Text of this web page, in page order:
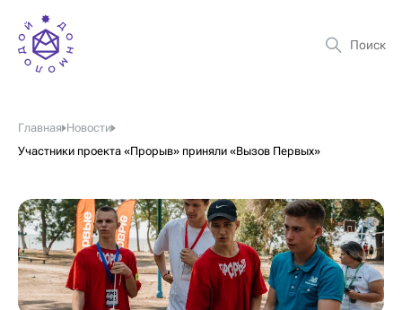
Главная Новости
Участники проекта «Прорыв» приняли «Вызов Первых»